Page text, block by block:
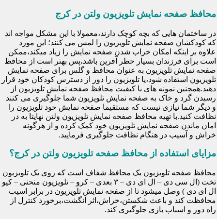
محافظ صفحه نمایش تلویزیون ولتن در کرج
در ساختمان هایی که بچه کوچک دارند،معمولا با این مشکل مواجه اند
که کودکشان صفحه نمایش تلویزیون را لمس می کنند؛ این مورد
علاوه بر اینکه امکان خراب شدن صفحه نمایش را زیاد میکند،ممکن
است برای فرزندان بسیار خطر آفرین باشد،پس بهتر است از محافظ
صفحه نمایش تلویزیون به عنوان محافظ و گلس برای صفحه نمایش
تلویزیون استفاده شود،یا تلویزیون را دور از دسترس کودکان خود قرار
دهید.همچنین نمونه های با کیفیت محافظ صفحه نمایش تلویزیون از
رسیدن گرد و خاک به صفحه نمایش تلویزیون شما جلوگیری می کنند
و دیگر شما نیازی نیست که مستقیما صفحه نمایش خود تلویزیون را
نظافت کنید.با تهیه محافظ صفحه نمایش تلویزیون ولتن نهایتا به در
امان ماندن صفحه نمایش تلویزیون خود کمک کرده و از هرگونه
خراش و آسیب در هنگام نظافت جلوگیری فرمایید.
مزایای استفاده از محافظ صفحه تلویزیون ولتن در کرج؟
محافظ صفحه تلویزیون یک محافظ شفاف است که روی یک تلویزیون
تخت (ال سی دی – ال ای دی – ۳ بعدی – کرو – تلویزیون منحنی – کیو
ال ای دی ) وصل میشود تا از صفحه نمایش تلویزیون در برابر اسیب
محافظت کند و باعث شکستن،خراش،اثر انگشت،برخورد کنترل از
راه دور و اسباب بازی جلوگیری کند.